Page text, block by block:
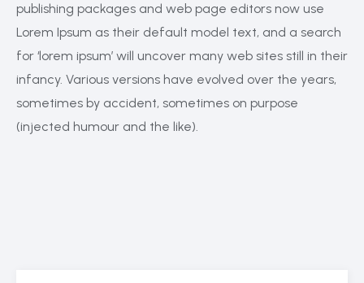
publishing packages and web page editors now use
Lorem Ipsum as their default model text, and a search
for ‘lorem ipsum’ will uncover many web sites still in their
infancy. Various versions have evolved over the years,
sometimes by accident, sometimes on purpose
(injected humour and the like).